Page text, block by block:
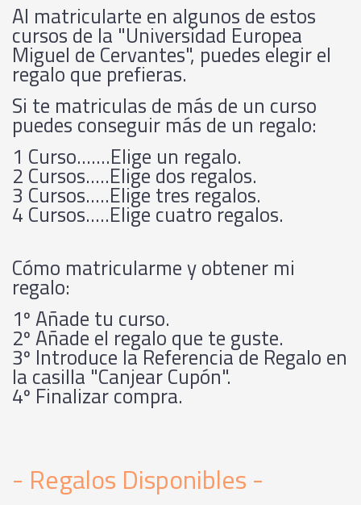
Al matricularte en algunos de estos
cursos de la "Universidad Europea
Miguel de Cervantes", puedes elegir el
regalo que prefieras.
Si te matriculas de más de un curso
puedes conseguir más de un regalo:
1 Curso.......Elige un regalo.
2 Cursos.....Elige dos regalos.
3 Cursos.....Elige tres regalos.
4 Cursos.....Elige cuatro regalos.
Cómo matricularme y obtener mi
regalo:
1º Añade tu curso.
2º Añade el regalo que te guste.
3º Introduce la Referencia de Regalo en
la casilla "Canjear Cupón".
4º Finalizar compra.
- Regalos Disponibles -